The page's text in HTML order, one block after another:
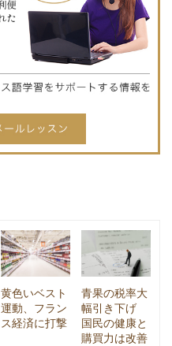
黄色いベスト
運動、フラン
ス経済に打撃
青果の税率大
幅引き下げ
国民の健康と
購買力は改善